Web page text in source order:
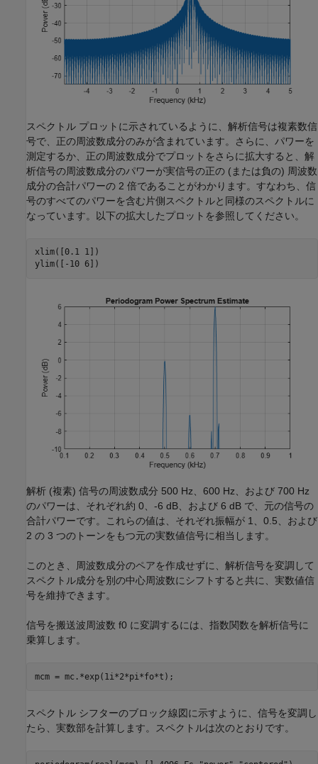
スペクトル プロットに示されているように、解析信号は複素数信
号で、正の周波数成分のみが含まれています。さらに、パワーを
測定するか、正の周波数成分でプロットをさらに拡大すると、解
析信号の周波数成分のパワーが実信号の正の (または負の) 周波数
成分の合計パワーの 2 倍であることがわかります。すなわち、信
号のすべてのパワーを含む片側スペクトルと同様のスペクトルに
なっています。以下の拡大したプロットを参照してください。
xlim([0.1 1])
ylim([-10 6])
解析 (複素) 信号の周波数成分 500 Hz、600 Hz、および 700 Hz
のパワーは、それぞれ約 0、-6 dB、および 6 dB で、元の信号の
合計パワーです。これらの値は、それぞれ振幅が 1、0.5、および
2 の 3 つのトーンをもつ元の実数値信号に相当します。
このとき、周波数成分のペアを作成せずに、解析信号を変調して
スペクトル成分を別の中心周波数にシフトすると共に、実数値信
号を維持できます。
信号を搬送波周波数 f0 に変調するには、指数関数を解析信号に
乗算します。
mcm = mc.*exp(1i*2*pi*fo*t);
スペクトル シフターのブロック線図に示すように、信号を変調し
たら、実数部を計算します。スペクトルは次のとおりです。